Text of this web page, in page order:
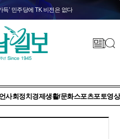
득’ 민주당에 TK 비전은 없다
사회정치 경제생활/문화스포츠포토영상